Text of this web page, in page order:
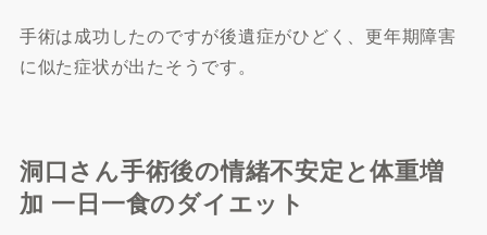
手術は成功したのですが後遺症がひどく、更年期障害
に似た症状が出たそうです。
洞口さん手術後の情緒不安定と体重増
加 一日一食のダイエット